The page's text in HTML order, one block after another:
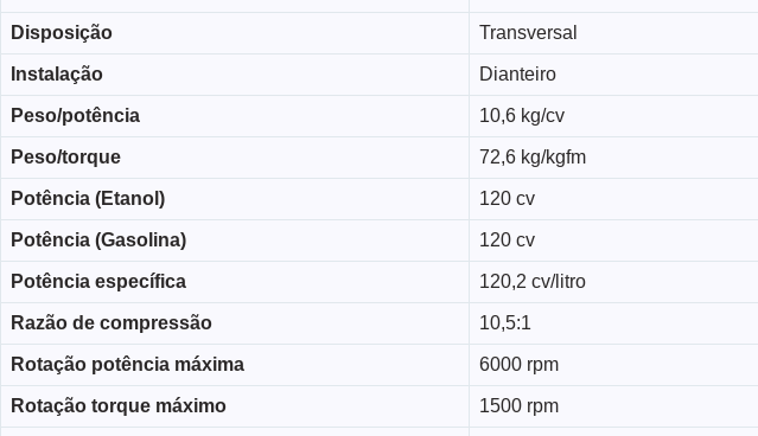
Disposição Transversal
Instalação Dianteiro
Peso/potência 10,6 kg/cv
Peso/torque 72,6 kg/kgfm
Potência (Etanol) 120 cv
Potência (Gasolina) 120 cv
Potência específica 120,2 cv/litro
Razão de compressão 10,5:1
Rotação potência máxima 6000 rpm
Rotação torque máximo 1500 rpm